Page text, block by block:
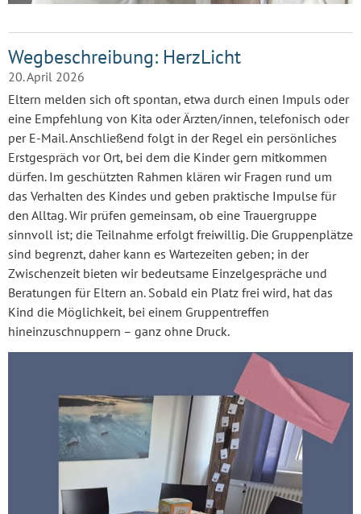
Wegbeschreibung: HerzLicht
20. April 2026
Eltern melden sich oft spontan, etwa durch einen Impuls oder
eine Empfehlung von Kita oder Ärzten/innen, telefonisch oder
per E-Mail. Anschließend folgt in der Regel ein persönliches
Erstgespräch vor Ort, bei dem die Kinder gern mitkommen
dürfen. Im geschützten Rahmen klären wir Fragen rund um
das Verhalten des Kindes und geben praktische Impulse für
den Alltag. Wir prüfen gemeinsam, ob eine Trauergruppe
sinnvoll ist; die Teilnahme erfolgt freiwillig. Die Gruppenplätze
sind begrenzt, daher kann es Wartezeiten geben; in der
Zwischenzeit bieten wir bedeutsame Einzelgespräche und
Beratungen für Eltern an. Sobald ein Platz frei wird, hat das
Kind die Möglichkeit, bei einem Gruppentreffen
hineinzuschnuppern – ganz ohne Druck.